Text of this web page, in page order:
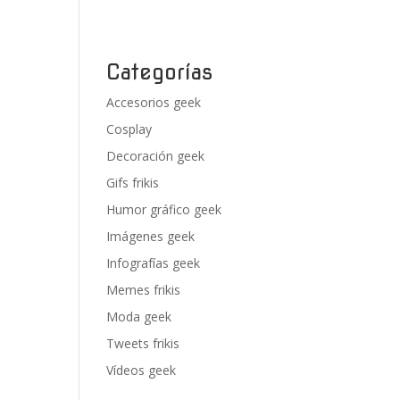
Categorías
Accesorios geek
Cosplay
Decoración geek
Gifs frikis
Humor gráfico geek
Imágenes geek
Infografías geek
Memes frikis
Moda geek
Tweets frikis
Vídeos geek